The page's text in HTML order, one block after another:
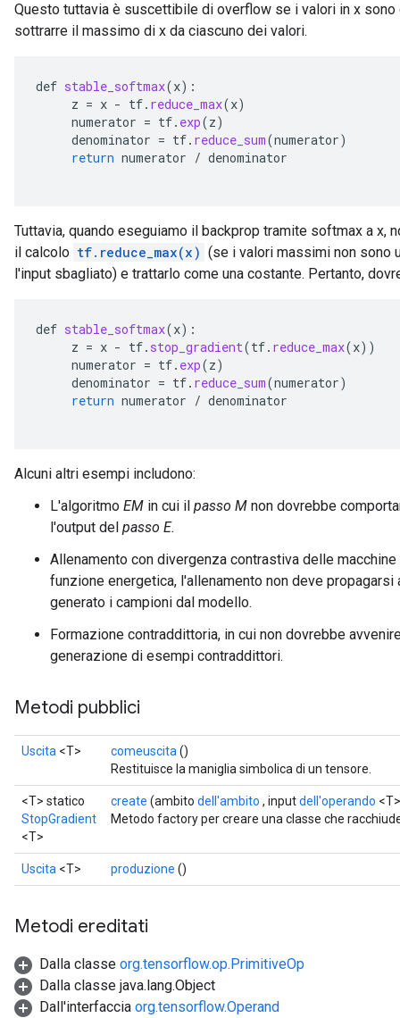
Questo tuttavia è suscettibile di overflow se i valori in x sono
sottrarre il massimo di x da ciascuno dei valori.
def stable_softmax(x):
z = x - tf. reduce_max(x)
numerator = tf. exp(z)
denominator = tf. reduce_sum(numerator)
return numerator / denominator
Tuttavia, quando eseguiamo il backprop tramite softmax a x,
il calcolo tf.reduce_max(x) (se i valori massimi non sono
l'input sbagliato) e trattarlo come una costante. Pertanto,
def stable_softmax(x):
z = x - tf. stop_gradient(tf. reduce_max(x))
numerator = tf. exp(z)
denominator = tf. reduce_sum(numerator)
return numerator / denominator
Alcuni altri esempi includono:
L'algoritmo EM in cui il passo M non dovrebbe
l'output del passo E.
Allenamento con divergenza contrastiva delle
funzione energetica, l'allenamento non deve
generato i campioni dal modello.
Formazione contraddittoria, in cui non dovrebbe
generazione di esempi contraddittori.
Metodi pubblici
Uscita <T> comeuscita ()
Restituisce la maniglia simbolica di un tensore.
<T> statico
StopGradient
<T>
create (ambito dell'ambito , inputdell'operando
Metodo factory per creare una classe che
Uscita <T> produzione ()
Metodi ereditati
Dalla classe org.tensorflow.op.PrimitiveOp
Dalla classe java.lang.Object
Dall'interfaccia org.tensorflow.Operand